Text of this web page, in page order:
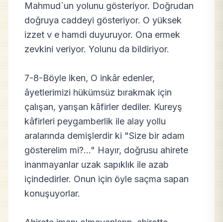
Mahmud`un yolunu gösteriyor. Doğrudan
doğruya caddeyi gösteriyor. O yüksek
izzet v e hamdi duyuruyor. Ona ermek
zevkini veriyor. Yolunu da bildiriyor.
7-8-Böyle iken, O inkâr edenler,
âyetlerimizi hükümsüz bırakmak için
çalışan, yarışan kâfirler dediler. Kureyş
kâfirleri peygamberlik ile alay yollu
aralarında demişlerdir ki "Size bir adam
gösterelim mi?..." Hayır, doğrusu ahirete
inanmayanlar uzak sapıklık ile azab
içindedirler. Onun için öyle saçma sapan
konuşuyorlar.